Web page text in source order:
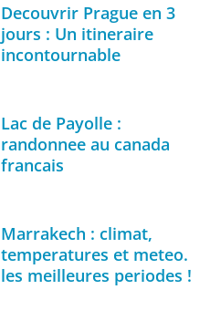
Decouvrir Prague en 3
jours : Un itineraire
incontournable
Lac de Payolle :
randonnee au canada
francais
Marrakech : climat,
temperatures et meteo.
les meilleures periodes !